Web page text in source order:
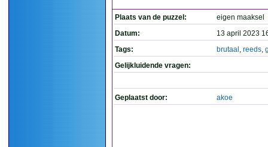
Plaats van de puzzel:
eigen maaksel
Datum:
13 april 2023
Tags:
brutaal , reeds,
Gelijkluidende vragen:
Geplaatst door: akoe